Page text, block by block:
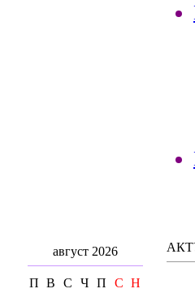
август 2026
П В С Ч П С Н